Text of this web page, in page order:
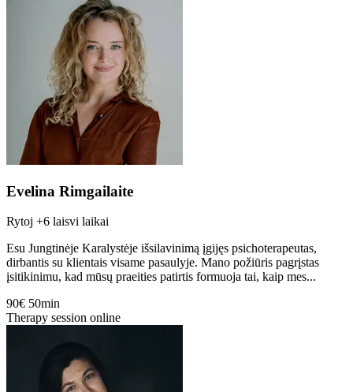
Evelina Rimgailaite
Rytoj +6 laisvi laikai
Esu Jungtinėje Karalystėje išsilavinimą įgijęs psichoterapeutas,
dirbantis su klientais visame pasaulyje. Mano požiūris pagrįstas
įsitikinimu, kad mūsų praeities patirtis formuoja tai, kaip mes...
90€ 50min
Therapy session online